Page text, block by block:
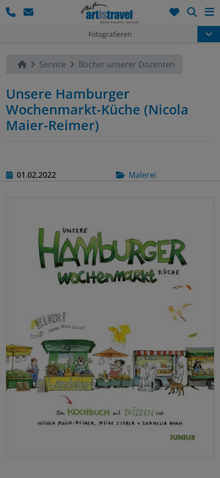
Fotografieren
Service Bücher unserer Dozenten
Unsere Hamburger
Wochenmarkt-Küche (Nicola
Maier-Reimer)
01.02.2022 Malerei